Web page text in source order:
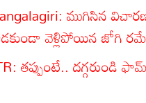
ముగిసిన
వెళ్లిపోయిన జోగి
తప్పుంటే.. దగ్గరుండి